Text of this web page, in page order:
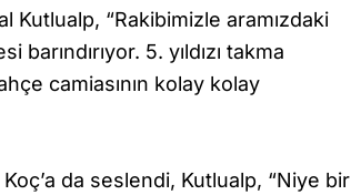
Kutlualp, “Rakibimizle aramızdaki
5. yıldızı takma
camiasının kolay kolay
da seslendi, Kutlualp, “Niye bir